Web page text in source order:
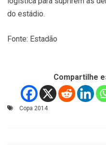
do estádio.
Fonte: Estadão
Compartilhe
Copa 2014